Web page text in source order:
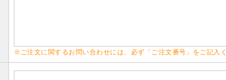
※ご注文に関するお問い合わせには、必ず「ご注文番号」をご記入